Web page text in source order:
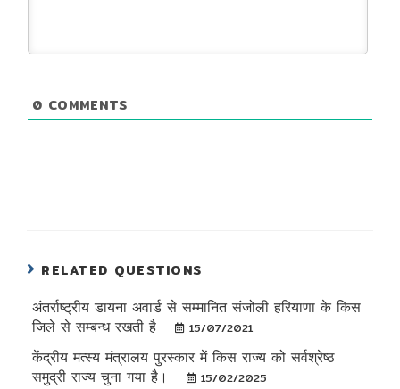
0 COMMENTS
RELATED QUESTIONS
अंतर्राष्ट्रीय डायना अवार्ड से सम्मानित संजोली हरियाणा के किस
जिले से सम्बन्ध रखती है
15/07/2021
केंद्रीय मत्स्य मंत्रालय पुरस्कार में किस राज्य को सर्वश्रेष्ठ
समुद्री राज्य चुना गया है।
15/02/2025